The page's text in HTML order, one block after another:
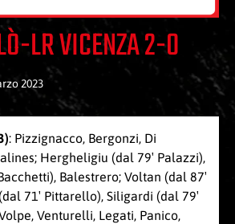
LR VICENZA 2-0
2023
: Pizzignacco, Bergonzi, Di
Hergheligiu (dal 79′ Palazzi),
Balestrero; Voltan (dal 87′
71′ Pittarello), Siligardi (dal 79′
Venturelli, Legati, Panico,